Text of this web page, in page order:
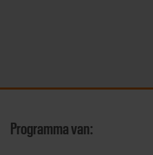
Programma van: